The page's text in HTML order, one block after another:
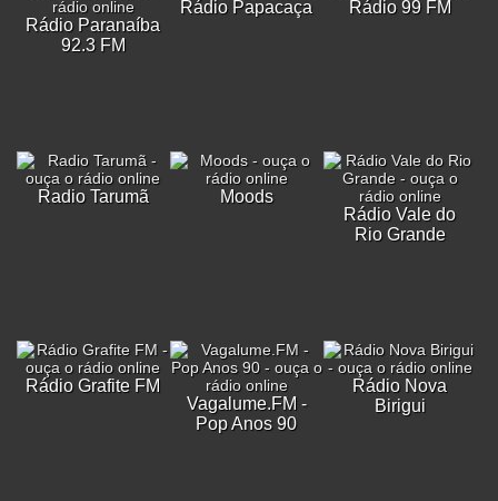
Rádio Paranaíba
92.3 FM
Rádio Papacaça Rádio 99 FM
Radio Tarumã
Moods
Rádio Vale do
Rio Grande
Rádio Grafite FM
Vagalume.FM -
Pop Anos 90
Rádio Nova
Birigui